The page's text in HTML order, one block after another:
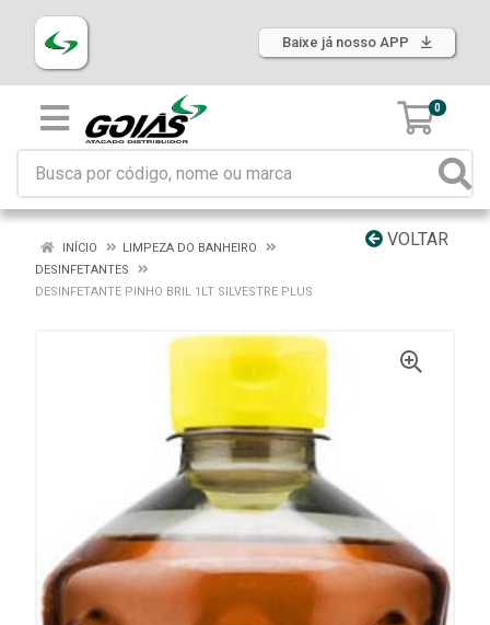
Baixe já nosso APP
0
VOLTAR
INÍCIO
LIMPEZA DO BANHEIRO
DESINFETANTES
DESINFETANTE PINHO BRIL 1LT SILVESTRE PLUS